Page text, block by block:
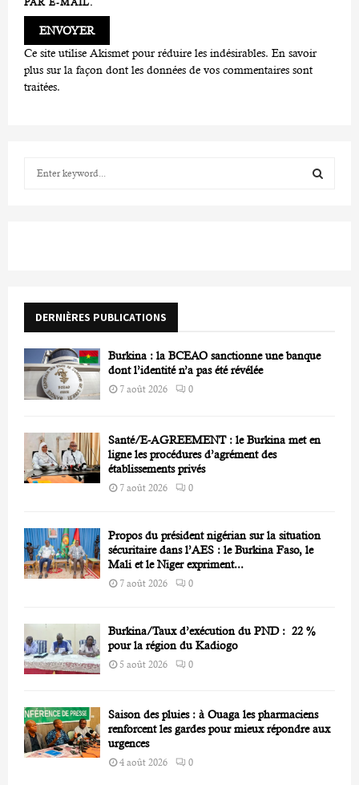
PAR E-MAIL.
Ce site utilise Akismet pour réduire les indésirables. En savoir
plus sur la façon dont les données de vos commentaires sont
traitées.
r
DERNIÈRES PUBLICATIONS
Burkina : la BCEAO sanctionne une banque
dont l’identité n’a pas été révélée
7 août 2026 0
Santé/E-AGREEMENT : le Burkina met en
ligne les procédures d’agrément des
établissements privés
7 août 2026 0
Propos du président nigérian sur la situation
sécuritaire dans l’AES : le Burkina Faso, le
Mali et le Niger expriment...
7 août 2026 0
Burkina/Taux d’exécution du PND : 22 %
pour la région du Kadiogo
5 août 2026 0
Saison des pluies : à Ouaga les pharmaciens
renforcent les gardes pour mieux répondre aux
urgences
4 août 2026 0